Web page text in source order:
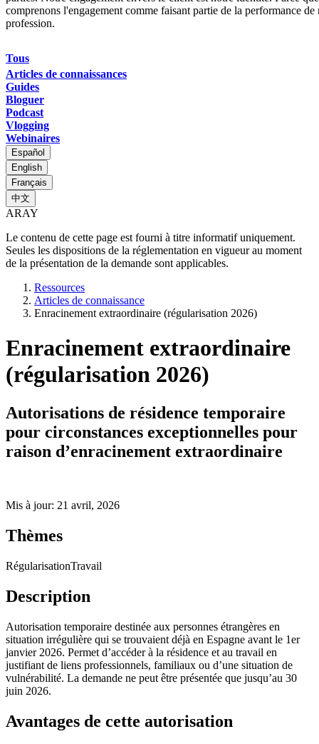
comprenons l'engagement comme faisant partie de la performance de
profession.
Tous
Articles de connaissances
Guides
Bloguer
Podcast
Vlogging
Webinaires
Español
English
Français
中文
ARAY
Le contenu de cette page est fourni à titre informatif uniquement.
Seules les dispositions de la réglementation en vigueur au moment
de la présentation de la demande sont applicables.
Ressources
Articles de connaissance
Enracinement extraordinaire (régularisation 2026)
Enracinement extraordinaire
(régularisation 2026)
Autorisations de résidence temporaire
pour circonstances exceptionnelles pour
raison d’enracinement extraordinaire
Mis à jour: 21 avril, 2026
Thèmes
RégularisationTravail
Description
Autorisation temporaire destinée aux personnes étrangères en
situation irrégulière qui se trouvaient déjà en Espagne avant le 1er
janvier 2026. Permet d’accéder à la résidence et au travail en
justifiant de liens professionnels, familiaux ou d’une situation de
vulnérabilité. La demande ne peut être présentée que jusqu’au 30
juin 2026.
Avantages de cette autorisation